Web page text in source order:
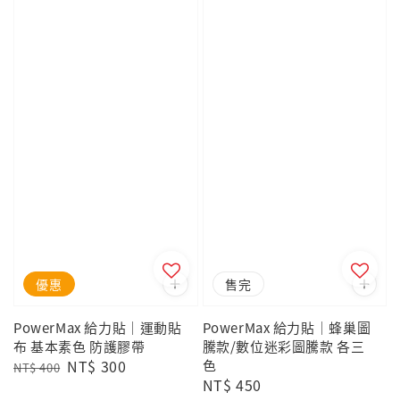
優惠
PowerMax 給力貼｜運動貼
布 基本素色 防護膠帶
Regular
NT$ 400 Sale
NT$ 300
售完
PowerMax 給力貼｜蜂巢圖
騰款/數位迷彩圖騰款 各三
色
Regular
NT$ 450